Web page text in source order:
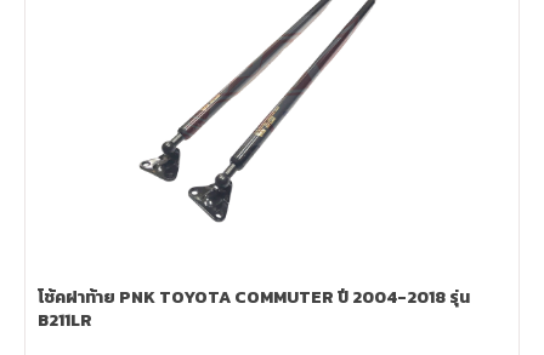
โช้คฝาท้าย PNK TOYOTA COMMUTER ปี 2004-2018 รุ่น
B211LR